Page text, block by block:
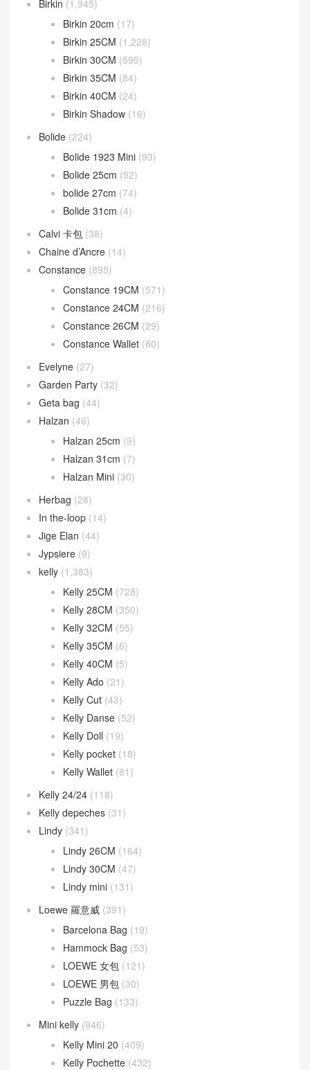
分類目錄
Bag strap(13)
Béarn mini(37)
Bearn wallet(161)
Birkin (1,945)
Birkin 20cm
Birkin 25CM (1,228)
Birkin 30CM (595)
Birkin 35CM (84)
Birkin 40CM (24)
Birkin Shadow
Bolide(224)
Bolide 1923 Mini
Bolide 25cm(52)
bolide 27cm(74)
Bolide 31cm(4)
Calvi 卡包(38)
Chaine d’Ancre
Constance(895)
Constance 19CM
Constance 24CM
Constance 26CM
Constance Wallet
Evelyne(27)
Garden Party
Geta bag(44)
Halzan(46)
Halzan 25cm
Halzan 31cm
Halzan Mini (30)
Herbag(28)
In the-loop (14)
Jige Elan(44)
Jypsiere(9)
kelly
(1,383)
Kelly 25CM(728)
Kelly 28CM(350)
Kelly 32CM (55)
Kelly 35CM(6)
Kelly 40CM (5)
Kelly Ado(21)
Kelly Cut(43)
Kelly Danse
Kelly Doll(19)
Kelly pocket (18)
Kelly Wallet(81)
Kelly 24/24(118)
Kelly depeches(31)
Lindy (341)
Lindy 26CM(164)
Lindy 30CM(47)
Lindy mini(131)
Loewe 羅意威(391)
Barcelona Bag(19)
Hammock Bag (53)